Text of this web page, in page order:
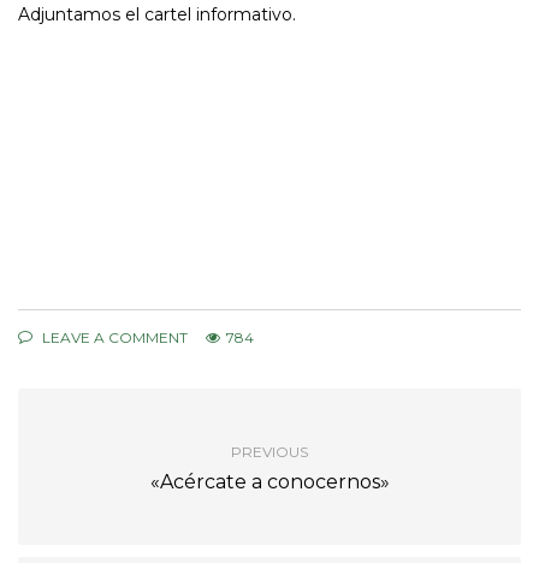
Adjuntamos el cartel informativo.
LEAVE A COMMENT 784
PREVIOUS
«Acércate a conocernos»